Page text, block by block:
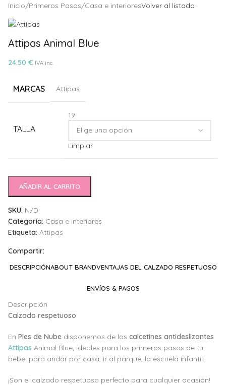
Inicio/Primeros Pasos/Casa e interioresVolver al listado
Attipas Animal Blue
24.50 € IVA inc.
MARCAS Attipas
TALLA
19
Limpiar
AÑADIR AL CARRITO
SKU: N/D
Categoría: Casa e interiores
Etiqueta: Attipas
Compartir:
DESCRIPCIÓNABOUT BRANDVENTAJAS DEL CALZADO RESPETUOSO
ENVÍOS & PAGOS
Descripción
Calzado respetuoso
En Pies de Nube disponemos de los calcetines antideslizantes
Attipas Animal Blue, ideales para los primeros pasos de tu
bebé. para andar por casa, ir al parque, la escuela infantil.
¡Son el calzado respetuoso perfecto para cualquier ocasión!